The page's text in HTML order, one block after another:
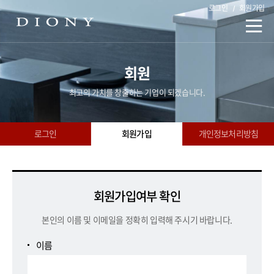
로그인 회원가입
회원
최고의 가치를 창출하는 기업이 되겠습니다.
로그인 회원가입 개인정보처리방침
회원가입여부 확인
본인의 이름 및 이메일을 정확히 입력해 주시기 바랍니다.
이름